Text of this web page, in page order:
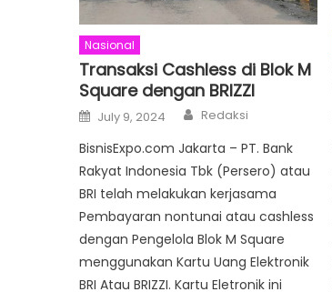
Nasional
Transaksi Cashless di Blok M
Square dengan BRIZZI
Posted
on
July 9, 2024 Author
Redaksi
BisnisExpo.com Jakarta – PT. Bank
Rakyat Indonesia Tbk (Persero) atau
BRI telah melakukan kerjasama
Pembayaran nontunai atau cashless
dengan Pengelola Blok M Square
menggunakan Kartu Uang Elektronik
BRI Atau BRIZZI. Kartu Eletronik ini